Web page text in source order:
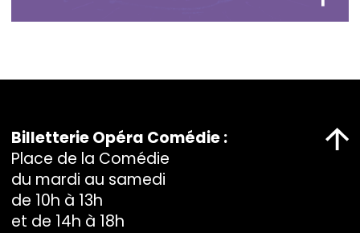
Billetterie Opéra Comédie :
Place de la Comédie
du mardi au samedi
de 10h à 13h
et de 14h à 18h